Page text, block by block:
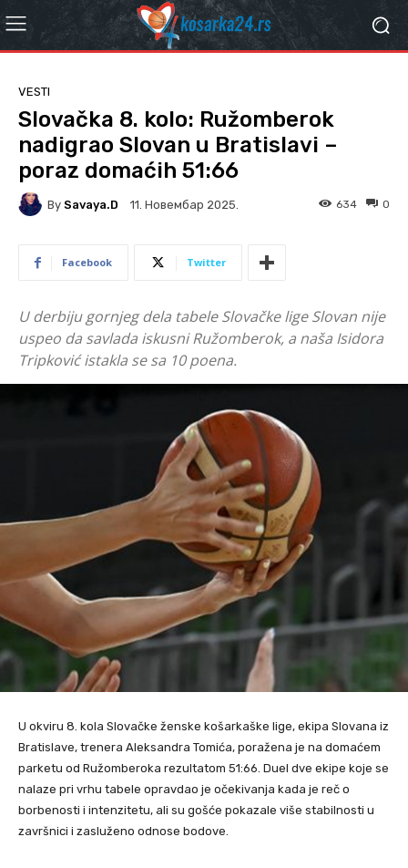
VESTI
Slovačka 8. kolo: Ružomberok
nadigrao Slovan u Bratislavi –
poraz domaćih 51:66
By Savaya.D 11. Новембар 2025. 0
634
Facebook Twitter
U derbiju gornjeg dela tabele Slovačke lige Slovan nije
uspeo da savlada iskusni Ružomberok, a naša Isidora
Tripković istakla se sa 10 poena.
U okviru 8. kola Slovačke ženske košarkaške lige, ekipa Slovana iz
Bratislave, trenera Aleksandra Tomića, poražena je na domaćem
parketu od Ružomberoka rezultatom 51:66. Duel dve ekipe koje se
nalaze pri vrhu tabele opravdao je očekivanja kada je reč o
borbenosti i intenzitetu, ali su gošće pokazale više stabilnosti u
završnici i zasluženo odnose bodove.